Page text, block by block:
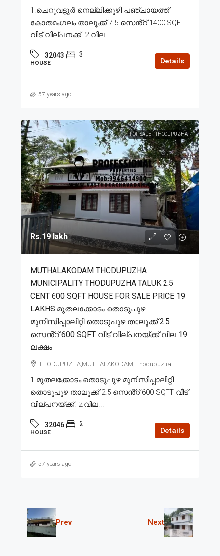
1.ചെറുവട്ടൂർ നെല്ലിക്കുഴി പഞ്ചായത്ത്
കോതമംഗലം താലൂക്ക് 7.5 സെൻ്റ് 1400 SQFT
വീട് വില്പനക്ക്. 2.വില...
32043 3
HOUSE Details
57 years ago
FOR SALE THODUPUZHA
Rs.19 lakh
MUTHALAKODAM THODUPUZHA
MUNICIPALITY THODUPUZHA TALUK 2.5
CENT 600 SQFT HOUSE FOR SALE PRICE 19
LAKHS മുതലക്കോടം തൊടുപുഴ
മുനിസിപ്പാലിറ്റി തൊടുപുഴ താലൂക്ക് 2.5
സെൻ്റ് 600 SQFT വീട് വില്പനയ്ക്ക് വില 19
ലക്ഷം
THODUPUZHA,MUTHALAKODAM, Thodupuzha
1.മുതലക്കോടം തൊടുപുഴ മുനിസിപ്പാലിറ്റി
തൊടുപുഴ താലൂക്ക് 2.5 സെൻ്റ് 600 SQFT വീട്
വില്പനയ്ക്ക്. 2.വില...
32046 2
HOUSE Details
57 years ago
Prev Next